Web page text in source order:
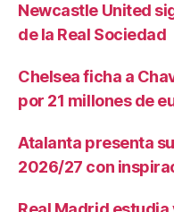
Newcastle United
de la Real Sociedad
Chelsea ficha a
por 21 millones de
Atalanta presenta
2026/27 con